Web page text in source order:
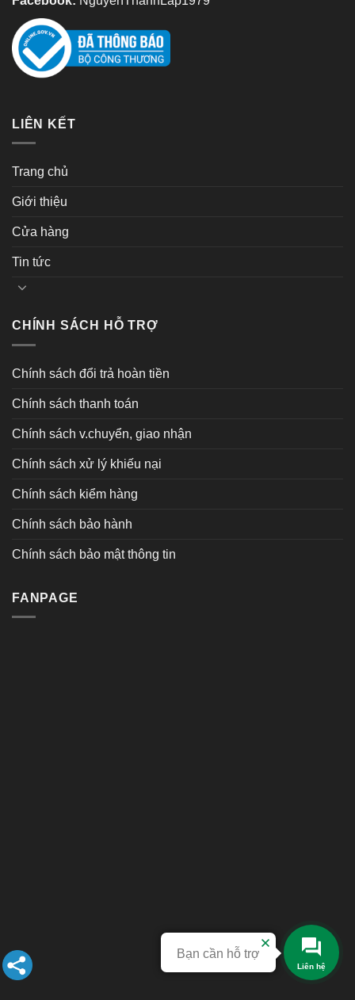
LIÊN KẾT
Trang chủ
Giới thiệu
Cửa hàng
Tin tức
CHÍNH SÁCH HỖ TRỢ
Chính sách đổi trả hoàn tiền
Chính sách thanh toán
Chính sách v.chuyển, giao nhận
Chính sách xử lý khiếu nại
Chính sách kiểm hàng
Chính sách bảo hành
Chính sách bảo mật thông tin
FANPAGE
Liên hệ
Bạn cần hỗ trợ